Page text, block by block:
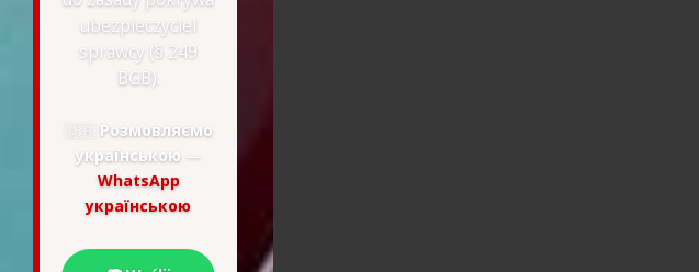
ubezpieczyciel
sprawcy (§ 249
BGB).
🇺🇦 Розмовляємо
українською—
WhatsApp
українською